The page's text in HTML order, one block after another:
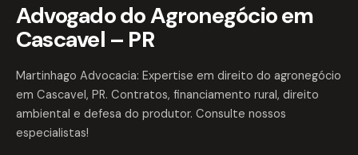
Advogado do Agronegócio em
Cascavel – PR
Martinhago Advocacia: Expertise em direito do agronegócio
em Cascavel, PR. Contratos, financiamento rural, direito
ambiental e defesa do produtor. Consulte nossos
especialistas!